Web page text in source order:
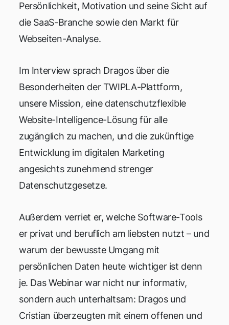
Persönlichkeit, Motivation und seine Sicht auf
die SaaS-Branche sowie den Markt für
Webseiten-Analyse.
Im Interview sprach Dragos über die
Besonderheiten der TWIPLA-Plattform,
unsere Mission, eine datenschutzflexible
Website-Intelligence-Lösung für alle
zugänglich zu machen, und die zukünftige
Entwicklung im digitalen Marketing
angesichts zunehmend strenger
Datenschutzgesetze.
Außerdem verriet er, welche Software-Tools
er privat und beruflich am liebsten nutzt – und
warum der bewusste Umgang mit
persönlichen Daten heute wichtiger ist denn
je. Das Webinar war nicht nur informativ,
sondern auch unterhaltsam: Dragos und
Cristian überzeugten mit einem offenen und